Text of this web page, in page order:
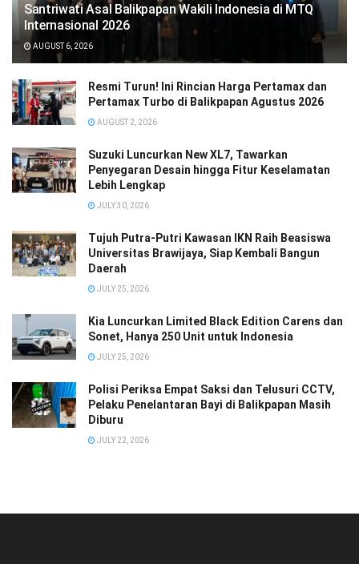
Santriwati Asal Balikpapan Wakili Indonesia di MTQ
Internasional 2026
AUGUST 6, 2026
Resmi Turun! Ini Rincian Harga Pertamax dan
Pertamax Turbo di Balikpapan Agustus 2026
AUGUST 2, 2026
Suzuki Luncurkan New XL7, Tawarkan
Penyegaran Desain hingga Fitur Keselamatan
Lebih Lengkap
JULY 30, 2026
Tujuh Putra-Putri Kawasan IKN Raih Beasiswa
Universitas Brawijaya, Siap Kembali Bangun
Daerah
JULY 25, 2026
Kia Luncurkan Limited Black Edition Carens dan
Sonet, Hanya 250 Unit untuk Indonesia
JULY 25, 2026
Polisi Periksa Empat Saksi dan Telusuri CCTV,
Pelaku Penelantaran Bayi di Balikpapan Masih
Diburu
JULY 22, 2026